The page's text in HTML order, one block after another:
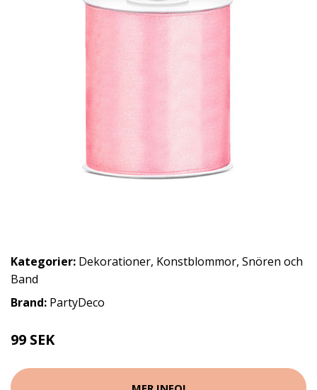
Kategorier: Dekorationer, Konstblommor, Snören och
Band
Brand: PartyDeco
99 SEK